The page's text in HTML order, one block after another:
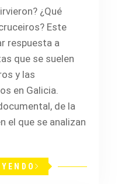
¿Qué
Este
respuesta a
que se suelen
y las
en Galicia.
de la
el que se analizan